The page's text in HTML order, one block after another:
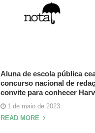
Aluna de escola pública
concurso nacional de
convite para conhecer
1 de maio de 2023
READ MORE